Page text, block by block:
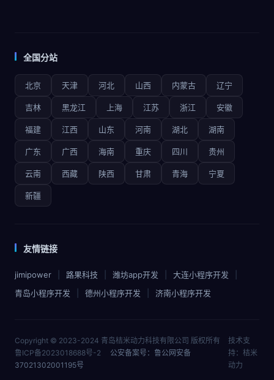
全国分站
北京 天津 河北 山西 内蒙古 辽宁
吉林 黑龙江 上海 江苏 浙江 安徽
福建 江西 山东 河南 湖北 湖南
广东 广西 海南 重庆 四川 贵州
云南 西藏 陕西 甘肃 青海 宁夏
新疆
友情链接
jimipower 路果科技 潍坊app开发
大连小程序开发
青岛小程序开发
德州小程序开发 济南小程序开发
Copyright © 2023-2024 青岛桔米动力科技有限公司 版权所有
鲁ICP备2023018688号-2
公安备案号：鲁公网安备
37021302001195号
技术支
持：桔米
动力